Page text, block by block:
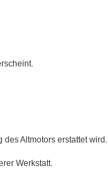
Altmotors erstattet
Werkstatt.